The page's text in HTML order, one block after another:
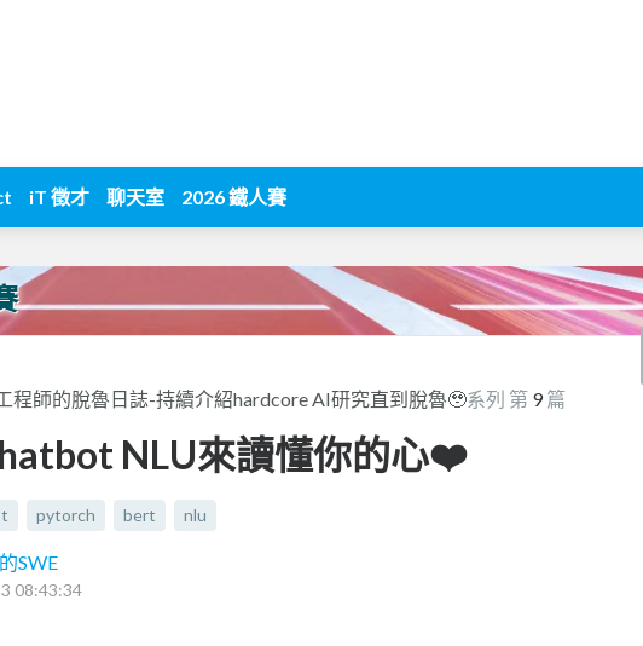
iT 徵才 聊天室 2026 鐵人賽
程師的脫魯日誌-持續介紹hardcore AI研究直到脫魯🥹系列 第 9篇
NLU來讀懂你的心❤️
pytorch bert nlu
SWE
08:43:34